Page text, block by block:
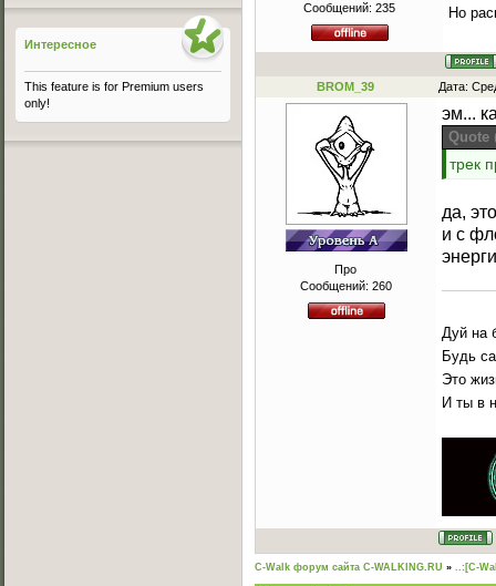
Сообщений: 235
Но
BROM_39 Дата:
Про
Сообщений: 260
эм...
Quote
трек
да,
и с
Дуй на
Будь
Это
И ты в
C-Walk форум сайта C-WALKING.RU » ..:[C-
Интересное
This feature is for Premium users
only!